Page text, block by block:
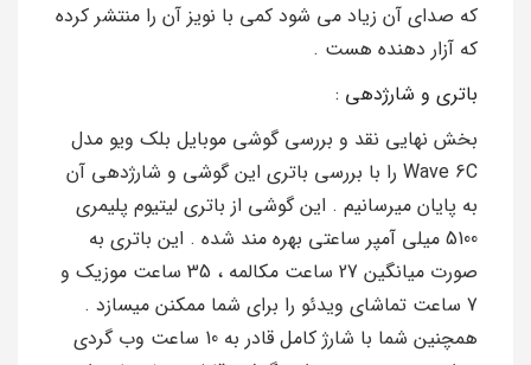
که صدای آن زیاد می شود کمی با نویز آن را منتشر کرده
که آزار دهنده هست .
باتری و شارژدهی :
بخش نهایی نقد و بررسی گوشی موبایل بلک ویو مدل
Wave 6C را با بررسی باتری این گوشی و شارژدهی آن
به پایان میرسانیم . این گوشی از باتری لیتیوم پلیمری
5100 میلی آمپر ساعتی بهره مند شده . این باتری به
صورت میانگین 27 ساعت مکالمه ، 35 ساعت موزیک و
7 ساعت تماشای ویدئو را برای شما ممکنن میسازد .
همچنین شما با شارژ کامل قادر به 10 ساعت وب گردی